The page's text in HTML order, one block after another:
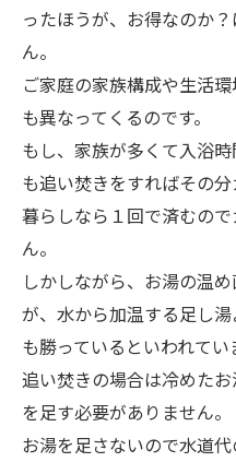
ったほうが、お得なのか
ん。
ご家庭の家族構成や生活
も異なってくるのです。
もし、家族が多くて入浴
も追い焚きをすればその
暮らしなら１回で済むの
ん。
しかしながら、お湯の温
が、水から加温する足し
も勝っているといわれてい
追い焚きの場合は冷めた
を足す必要がありません。
お湯を足さないので水道